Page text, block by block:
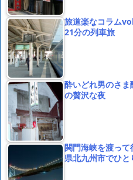
旅道楽なコラム
21分の列車旅
酔いどれ男のさ
の贅沢な夜
関門海峡を渡っ
県北九州市でひと